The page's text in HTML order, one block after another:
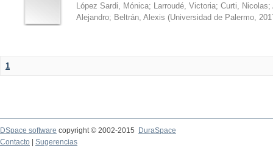
López Sardi, Mónica; Larroudé, Victoria; Curti, Nicolas;
Alejandro; Beltrán, Alexis (Universidad de Palermo,
1
DSpace software copyright © 2002-2015
DuraSpace
Contacto
Sugerencias